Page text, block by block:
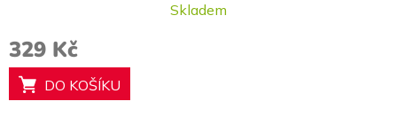
Skladem
329 Kč
DO KOŠÍKU